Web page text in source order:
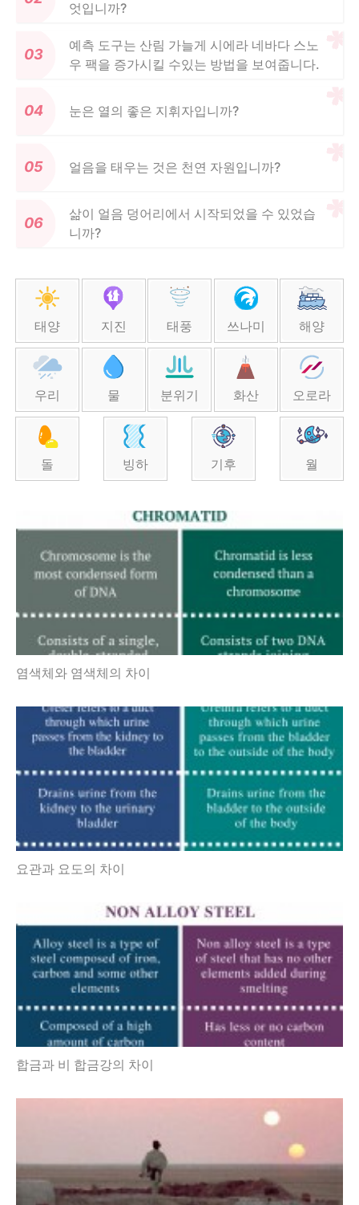
엇입니까?
예측 도구는 산림 가늘게 시에라 네바다 스노
우 팩을 증가시킬 수있는 방법을 보여줍니다.
눈은 열의 좋은 지휘자입니까?
얼음을 태우는 것은 천연 자원입니까?
삶이 얼음 덩어리에서 시작되었을 수 있었습
니까?
태양 지진 태풍 쓰나미 해양
우리 물 분위기 화산 오로라
돌 빙하 기후 월
염색체와 염색체의 차이
요관과 요도의 차이
합금과 비 합금강의 차이